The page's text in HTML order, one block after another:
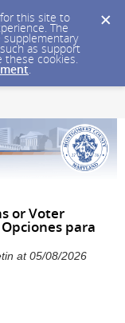
this site to
The
as support
these cookies.
.
or Voter
para
at 05/08/2026